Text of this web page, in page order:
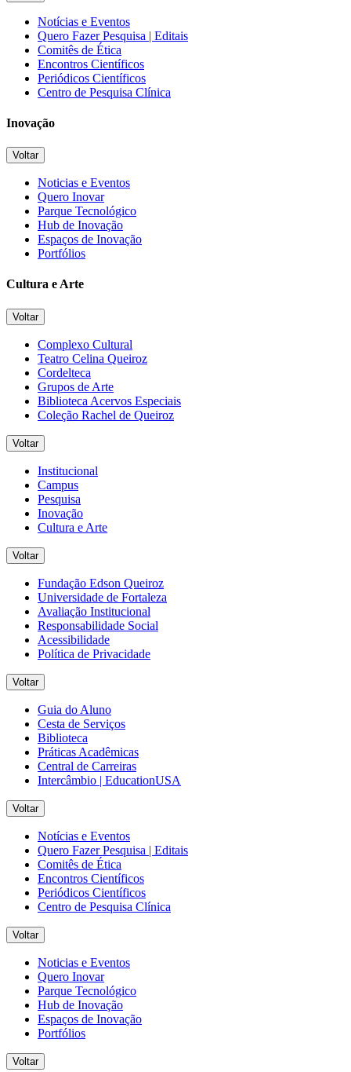
Notícias e Eventos
Quero Fazer Pesquisa | Editais
Comitês de Ética
Encontros Científicos
Periódicos Científicos
Centro de Pesquisa Clínica
Inovação
Voltar
Noticias e Eventos
Quero Inovar
Parque Tecnológico
Hub de Inovação
Espaços de Inovação
Portfólios
Cultura e Arte
Voltar
Complexo Cultural
Teatro Celina Queiroz
Cordelteca
Grupos de Arte
Biblioteca Acervos Especiais
Coleção Rachel de Queiroz
Voltar
Institucional
Campus
Pesquisa
Inovação
Cultura e Arte
Voltar
Fundação Edson Queiroz
Universidade de Fortaleza
Avaliação Institucional
Responsabilidade Social
Acessibilidade
Política de Privacidade
Voltar
Guia do Aluno
Cesta de Serviços
Biblioteca
Práticas Acadêmicas
Central de Carreiras
Intercâmbio | EducationUSA
Voltar
Notícias e Eventos
Quero Fazer Pesquisa | Editais
Comitês de Ética
Encontros Científicos
Periódicos Científicos
Centro de Pesquisa Clínica
Voltar
Noticias e Eventos
Quero Inovar
Parque Tecnológico
Hub de Inovação
Espaços de Inovação
Portfólios
Voltar